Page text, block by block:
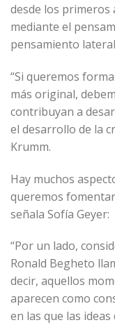
desde los primeros
mediante el
pensamiento
“Si queremos
más original,
contribuyan a
el desarrollo de la
Krumm.
Hay muchos
queremos
señala Sofía Geyer:
“Por un lado,
Ronald Begheto
decir, aquellos
aparecen como
en las que las